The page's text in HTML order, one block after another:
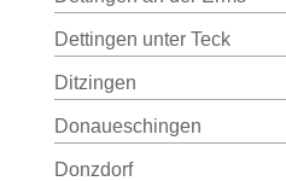
Dettingen unter Teck
Ditzingen
Donaueschingen
Donzdorf